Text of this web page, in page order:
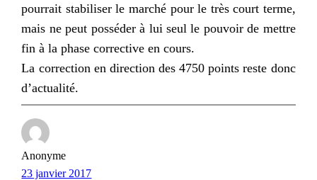
pourrait stabiliser le marché pour le très court terme,
mais ne peut posséder à lui seul le pouvoir de mettre
fin à la phase corrective en cours.
La correction en direction des 4750 points reste donc
d’actualité.
Anonyme
23 janvier 2017